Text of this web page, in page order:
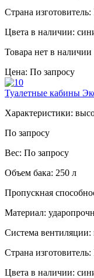
Страна изготовитель:
Цвета в наличии:
Товара нет в наличии
Цена: По запросу
Туалетные кабины
Характеристики:
По запросу
Вес: По запросу
Объем бака: 250 л
Пропускная
Материал:
Система вентиляции:
Страна изготовитель:
Цвета в наличии: